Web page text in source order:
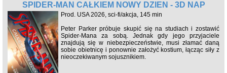
SPIDER-MAN CAŁKIEM NOWY DZIEŃ - 3D NAP
Prod. USA 2026, sci-fi/akcja, 145 min
Peter Parker próbuje skupić się na studiach i zostawić
Spider-Mana za sobą. Jednak gdy jego przyjaciele
znajdują się w niebezpieczeństwie, musi złamać daną
sobie obietnicę i ponownie założyć kostium, łącząc siły z
nieoczekiwanym sojusznikiem.